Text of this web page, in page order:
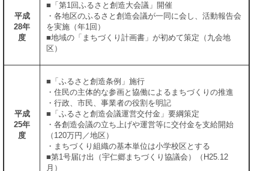
平成
28年
度
■「第1回ふるさと創造大会議」開催
・各地区のふるさと創造会議が一同に会し、活動報告会
を実施（年1回）
■地域の「まちづくり計画書」が初めて策定（九会地
区）
平成
25年
度
■「ふるさと創造条例」施行
・住民の主体的な参画と協働によるまちづくりの推進
・行政、市民、事業者の役割を明記
■「ふるさと創造会議運営交付金」要綱策定
・各創造会議の立ち上げや運営等に交付金を支給開始
（120万円／地区）
・まちづくり組織の基本単位は小学校区とする
■第1号届け出（宇仁郷まちづくり協議会）（H25.12
月）